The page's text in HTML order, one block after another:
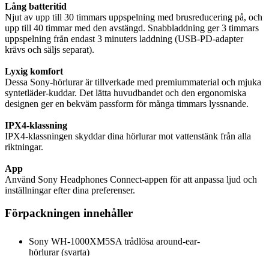
Lång batteritid
Njut av upp till 30 timmars uppspelning med brusreducering på, och
upp till 40 timmar med den avstängd. Snabbladdning ger 3 timmars
uppspelning från endast 3 minuters laddning (USB-PD-adapter
krävs och säljs separat).
Lyxig komfort
Dessa Sony-hörlurar är tillverkade med premiummaterial och mjuka
syntetläder-kuddar. Det lätta huvudbandet och den ergonomiska
designen ger en bekväm passform för många timmars lyssnande.
IPX4-klassning
IPX4-klassningen skyddar dina hörlurar mot vattenstänk från alla
riktningar.
App
Använd Sony Headphones Connect-appen för att anpassa ljud och
inställningar efter dina preferenser.
Förpackningen innehåller
Sony WH-1000XM5SA trådlösa around-ear-
hörlurar (svarta)